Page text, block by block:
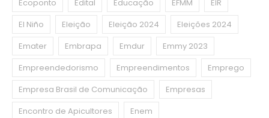
Ecoponto
Edital Educação EFMM
EIR
El Niño
Eleição Eleição 2024
Eleições 2024
Emater
Embrapa Emdur
Emmy 2023
Empreendedorismo
Empreendimentos
Emprego
Empresa Brasil de Comunicação
Empresas
Encontro de Apicultores
Enem